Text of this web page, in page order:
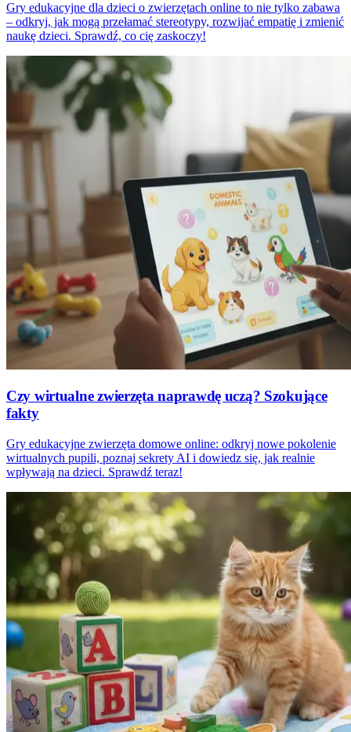
Gry edukacyjne dla dzieci o zwierzętach online to nie tylko zabawa
– odkryj, jak mogą przełamać stereotypy, rozwijać empatię i zmienić
naukę dzieci. Sprawdź, co cię zaskoczy!
Czy wirtualne zwierzęta naprawdę uczą? Szokujące
fakty
Gry edukacyjne zwierzęta domowe online: odkryj nowe pokolenie
wirtualnych pupili, poznaj sekrety AI i dowiedz się, jak realnie
wpływają na dzieci. Sprawdź teraz!